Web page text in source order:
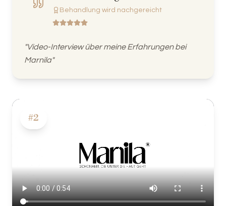
Behandlung wird nachgereicht
"Video-Interview über meine Erfahrungen bei
Marnila"
#2